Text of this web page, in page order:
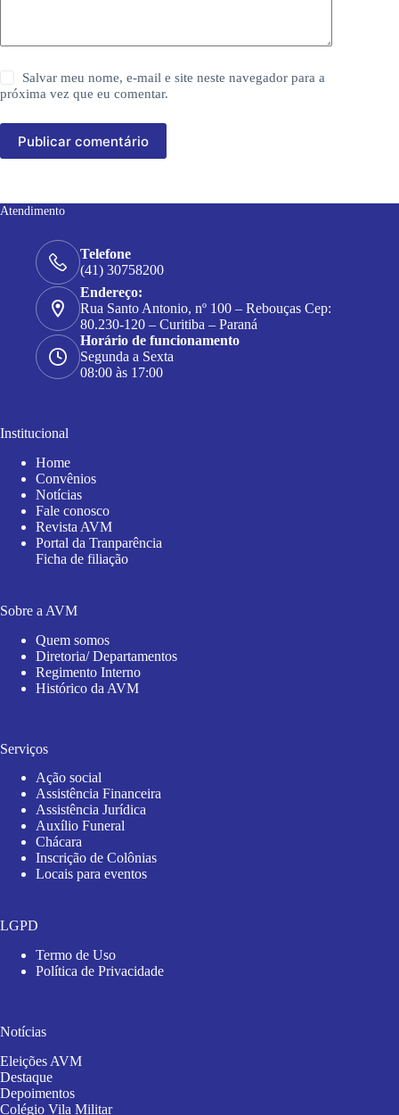
Salvar meu nome, e-mail e site neste navegador para a
próxima vez que eu comentar.
Publicar comentário
Atendimento
Telefone
(41) 30758200
Endereço:
Rua Santo Antonio, nº 100 – Rebouças Cep:
80.230-120 – Curitiba – Paraná
Horário de funcionamento
Segunda a Sexta
08:00 às 17:00
Institucional
Home
Convênios
Notícias
Fale conosco
Revista AVM
Portal da Tranparência
Ficha de filiação
Sobre a AVM
Quem somos
Diretoria/ Departamentos
Regimento Interno
Histórico da AVM
Serviços
Ação social
Assistência Financeira
Assistência Jurídica
Auxílio Funeral
Chácara
Inscrição de Colônias
Locais para eventos
LGPD
Termo de Uso
Política de Privacidade
Notícias
Eleições AVM
Destaque
Depoimentos
Colégio Vila Militar